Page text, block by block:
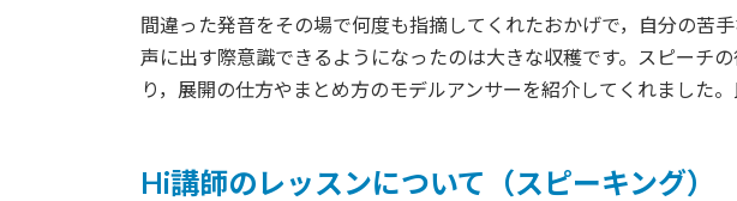
間違った発音をその場で何度も指摘してくれたおかげで，自分の苦
声に出す際意識できるようになったのは大きな収穫です。スピーチ
り，展開の仕方やまとめ方のモデルアンサーを紹介してくれました
Hi講師のレッスンについて（スピーキング）